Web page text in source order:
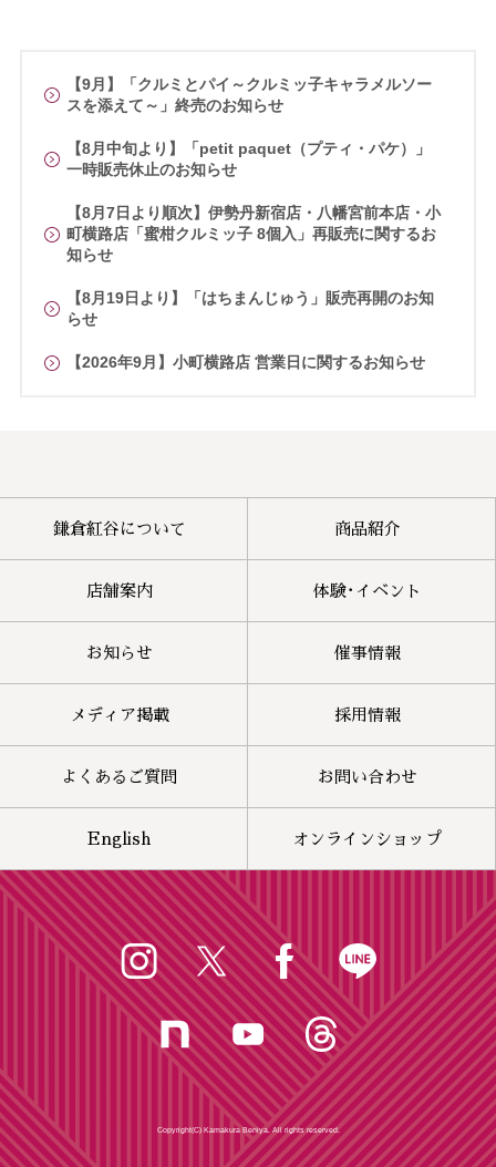
【9月】「クルミとパイ～クルミッ子キャラメルソー
スを添えて～」終売のお知らせ
【8月中旬より】「petit paquet（プティ・パケ）」
一時販売休止のお知らせ
【8月7日より順次】伊勢丹新宿店・八幡宮前本店・小
町横路店「蜜柑クルミッ子 8個入」再販売に関するお
知らせ
【8月19日より】「はちまんじゅう」販売再開のお知
らせ
【2026年9月】小町横路店 営業日に関するお知らせ
鎌倉紅谷について 商品紹介
店舗案内 体験･イベント
お知らせ 催事情報
メディア掲載 採用情報
よくあるご質問 お問い合わせ
English オンラインショップ
Copyright(C) Kamakura Beniya. All rights reserved.